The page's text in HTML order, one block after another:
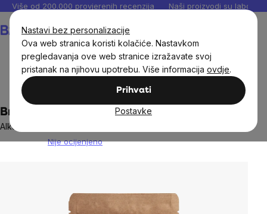
Nastavi bez personalizacije
Ova web stranica koristi kolačiće. Nastavkom
pregledavanja ove web stranice izražavate svoj
pristanak na njihovu upotrebu. Više informacija ovdje.
Prihvati
Postavke
Preskoči
sadržaj
Više od 200.000 provjerenih recenzija Naši proizvodi su
Prehrambene namirnice Napici
BrainMax Pure® Cacao, kakao, BIO
Alkalizirani kakao s 20-22% masti/ *CZ-BIO-001 certifikat
Nije ocijenjeno